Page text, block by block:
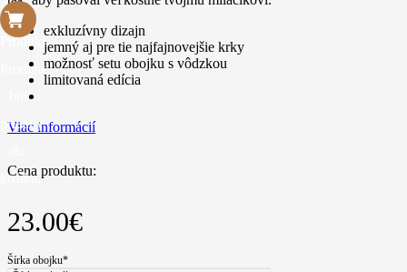
Produkt
Produkt
pridaný
košíka.
exkluzívny dizajn
jemný aj pre tie najfajnovejšie krky
možnosť setu obojku s vôdzkou
limitovaná edícia
Viac informácií
Cena produktu:
23.00€
Šírka obojku*